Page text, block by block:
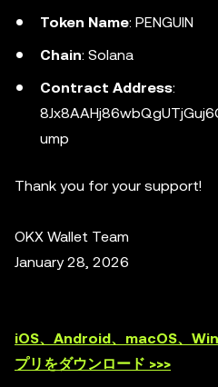
Token Name: PENGUIN
Chain: Solana
Contract Address:
ump
Thank you for your support!
OKX Wallet Team
January 28, 2026
iOS、Android、macOS、
プリをダウンロード >>>